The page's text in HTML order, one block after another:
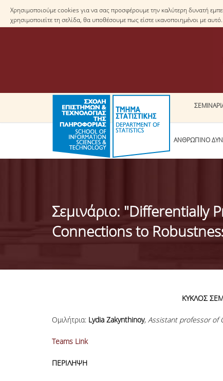
Χρησιμοποιούμε cookies για να σας προσφέρουμε την καλύτερη δυνατή
χρησιμοποιείτε τη σελίδα, θα υποθέσουμε πως είστε ικανοποιημένοι με
ΑΝΘΡΩΠΙΝΟ
Σεμινάριο: "Differentially
Connections to
ΚΥΚΛΟΣ
Ομιλήτρια: Lydia Zakynthinoy, Assistant professor of
Teams Link
ΠΕΡΙΛΗΨΗ